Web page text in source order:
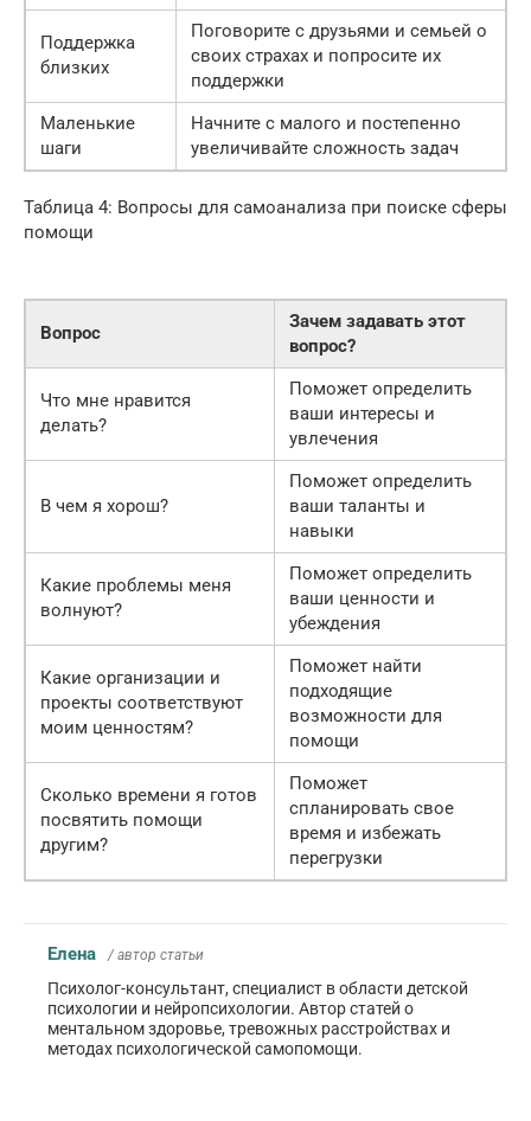
Поддержка
близких
Поговорите с друзьями и семьей о
своих страхах и попросите их
поддержки
Маленькие
шаги
Начните с малого и постепенно
увеличивайте сложность задач
Таблица 4: Вопросы для самоанализа при поиске сферы
помощи
Вопрос
Зачем задавать этот
вопрос?
Что мне нравится
делать?
Поможет определить
ваши интересы и
увлечения
В чем я хорош?
Поможет определить
ваши таланты и
навыки
Какие проблемы меня
волнуют?
Поможет определить
ваши ценности и
убеждения
Какие организации и
проекты соответствуют
моим ценностям?
Поможет найти
подходящие
возможности для
помощи
Сколько времени я готов
посвятить помощи
другим?
Поможет
спланировать свое
время и избежать
перегрузки
Елена / автор статьи
Психолог-консультант, специалист в области детской
психологии и нейропсихологии. Автор статей о
ментальном здоровье, тревожных расстройствах и
методах психологической самопомощи.